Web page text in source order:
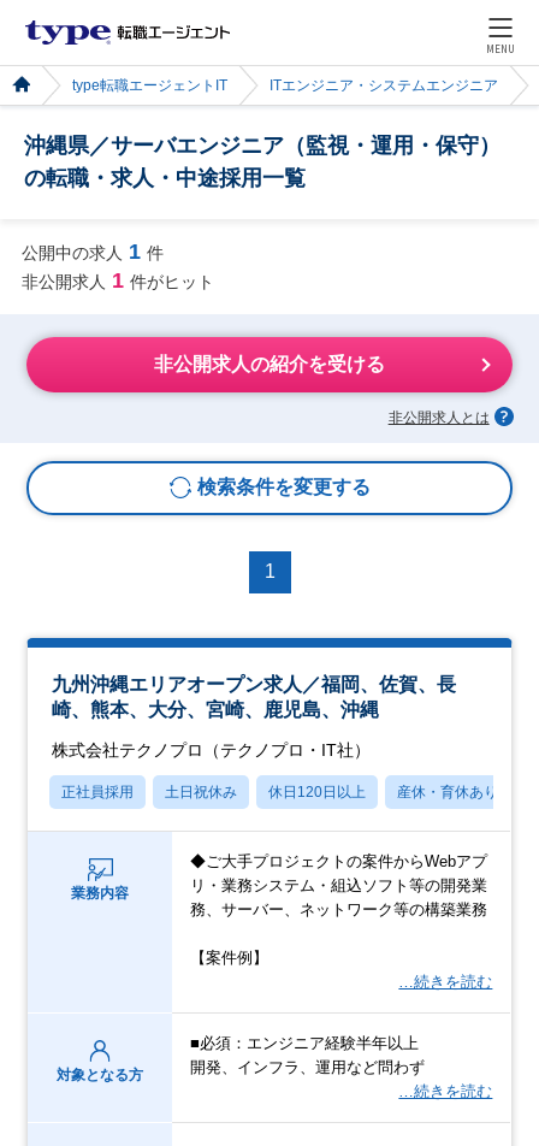
MENU
type転職エージェントIT ITエンジニア・システムエンジニア
沖縄県／サーバエンジニア（監視・運用・保守）
の転職・求人・中途採用一覧
公開中の求人 1 件
非公開求人 1 件がヒット
非公開求人の紹介を受ける
非公開求人とは
検索条件を変更する
1
九州沖縄エリアオープン求人／福岡、佐賀、長
崎、熊本、大分、宮崎、鹿児島、沖縄
株式会社テクノプロ（テクノプロ・IT社）
正社員採用 土日祝休み 休日120日以上 産休・育休あり
業務内容
◆ご大手プロジェクトの案件からWebアプ
リ・業務システム・組込ソフト等の開発業
務、サーバー、ネットワーク等の構築業務
【案件例】
…続きを読む
対象となる方
■必須：エンジニア経験半年以上
開発、インフラ、運用など問わず
…続きを読む